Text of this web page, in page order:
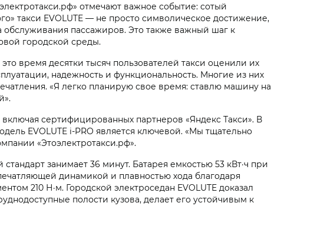
отмечают важное событие: сотый
такси EVOLUTE — не просто символическое достижение,
пассажиров. Это также важный шаг к
городской среды.
время десятки тысяч пользователей такси оценили их
надежность и функциональность. Многие из них
«Я легко планирую свое время: ставлю машину на
сертифицированных партнеров «Яндекс Такси». В
EVOLUTE i‑PRO является ключевой. «Мы тщательно
«Этоэлектротакси.рф».
занимает 36 минут. Батарея емкостью 53 кВт·ч при
динамикой и плавностью хода благодаря
210 Н·м. Городской электроседан EVOLUTE доказал
полости кузова, делает его устойчивым к